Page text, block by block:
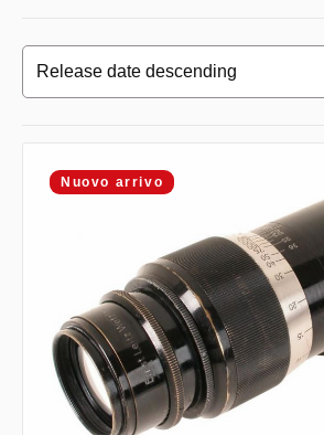
Nuovo arrivo